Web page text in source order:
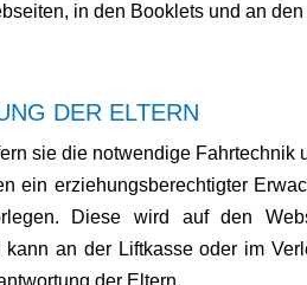
in den Booklets und an
DER ELTERN
sie die notwendige Fahrtechnik
ein erziehungsberechtigter
Diese wird auf den
an der Liftkasse oder im